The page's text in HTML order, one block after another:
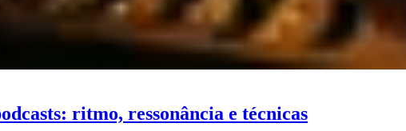
ritmo, ressonância e técnicas